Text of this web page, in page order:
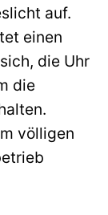
auf.
einen
die Uhr
die
völligen